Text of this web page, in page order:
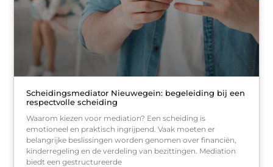
Scheidingsmediator Nieuwegein: begeleiding bij een
respectvolle scheiding
Waarom kiezen voor mediation? Een scheiding is
emotioneel en praktisch ingrijpend. Vaak moeten er
belangrijke beslissingen worden genomen over financiën,
kinderregeling en de verdeling van bezittingen. Mediation
biedt een gestructureerde